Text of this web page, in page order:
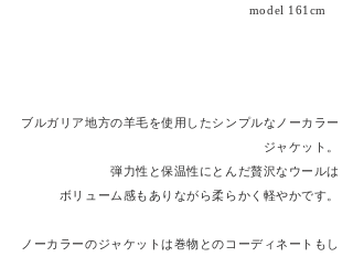
model 161cm
ブルガリア地方の羊毛を使用したシンプルなノーカラー
ジャケット。
弾力性と保温性にとんだ贅沢なウールは
ボリューム感もありながら柔らかく軽やかです。
ノーカラーのジャケットは巻物とのコーディネートもし